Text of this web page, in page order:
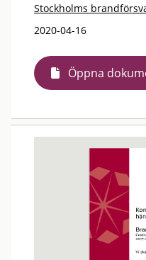
Stockholms
2020-04-16
Öppna